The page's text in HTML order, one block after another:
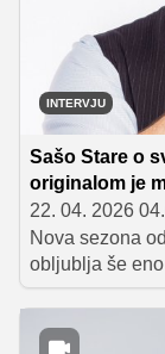
pogled na
INTERVJU
Sašo Stare o
originalom je
22. 04. 2026
Nova sezona
obljublja še
nepozabnih
močnih emocij